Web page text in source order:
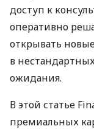
доступ к
оперативно
открывать
в
ожидания.
В этой статье
премиальных